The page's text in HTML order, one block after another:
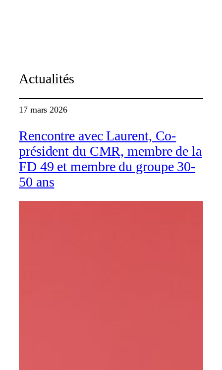
Actualités
17 mars 2026
Rencontre avec Laurent, Co-
président du CMR, membre de la
FD 49 et membre du groupe 30-
50 ans